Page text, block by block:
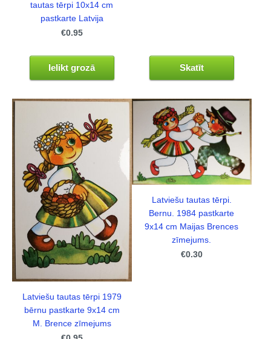
tautas tērpi 10x14 cm
pastkarte Latvija
€0.95
Ielikt grozā Skatīt
Latviešu tautas tērpi 1979
bērnu pastkarte 9x14 cm
M. Brence zīmejums
Latviešu tautas tērpi.
Bernu. 1984 pastkarte
9x14 cm Maijas Brences
zīmejums.
€0.30